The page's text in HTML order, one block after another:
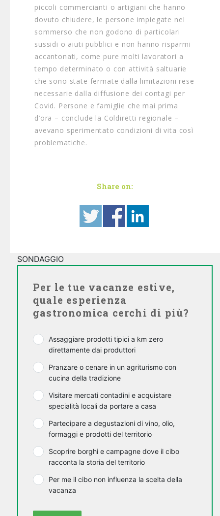
piccoli commercianti o artigiani che hanno
dovuto chiudere, le persone impiegate nel
sommerso che non godono di particolari
sussidi o aiuti pubblici e non hanno risparmi
accantonati, come pure molti lavoratori a
tempo determinato o con attività saltuarie
che sono state fermate dalla limitazioni rese
necessarie dalla diffusione dei contagi per
Covid. Persone e famiglie che mai prima
d’ora – conclude la Coldiretti regionale –
avevano sperimentato condizioni di vita così
problematiche.
Share on:
SONDAGGIO
Per le tue vacanze estive,
quale esperienza
gastronomica cerchi di più?
Assaggiare prodotti tipici a km zero
direttamente dai produttori
Pranzare o cenare in un agriturismo con
cucina della tradizione
Visitare mercati contadini e acquistare
specialità locali da portare a casa
Partecipare a degustazioni di vino, olio,
formaggi e prodotti del territorio
Scoprire borghi e campagne dove il cibo
racconta la storia del territorio
Per me il cibo non influenza la scelta della
vacanza